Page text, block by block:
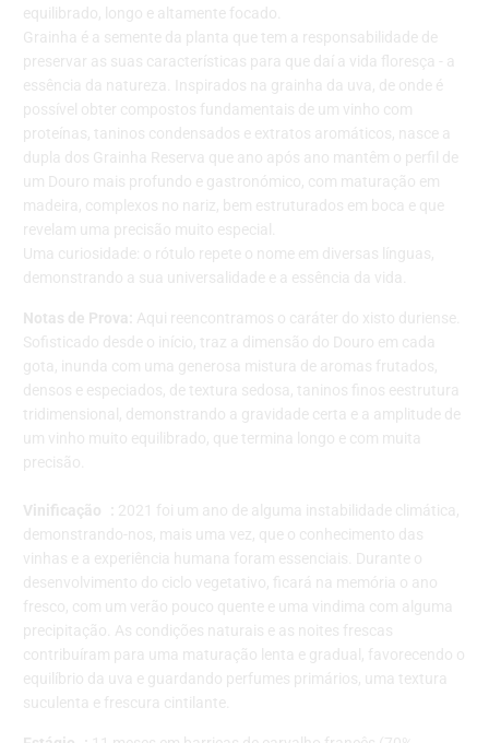
equilibrado, longo e altamente focado.
Grainha é a semente da planta que tem a responsabilidade de
preservar as suas características para que daí a vida floresça - a
essência da natureza. Inspirados na grainha da uva, de onde é
possível obter compostos fundamentais de um vinho com
proteínas, taninos condensados e extratos aromáticos, nasce a
dupla dos Grainha Reserva que ano após ano mantêm o perfil de
um Douro mais profundo e gastronómico, com maturação em
madeira, complexos no nariz, bem estruturados em boca e que
revelam uma precisão muito especial.
Uma curiosidade: o rótulo repete o nome em diversas línguas,
demonstrando a sua universalidade e a essência da vida.
Notas de Prova:
Aqui reencontramos o caráter do xisto duriense.
Sofisticado desde o início, traz a dimensão do Douro em cada
gota, inunda com uma generosa mistura de aromas frutados,
densos e especiados, de textura sedosa, taninos finos eestrutura
tridimensional, demonstrando a gravidade certa e a amplitude de
um vinho muito equilibrado, que termina longo e com muita
precisão.
Vinificação :
2021 foi um ano de alguma instabilidade climática,
demonstrando-nos, mais uma vez, que o conhecimento das
vinhas e a experiência humana foram essenciais. Durante o
desenvolvimento do ciclo vegetativo, ficará na memória o ano
fresco, com um verão pouco quente e uma vindima com alguma
precipitação. As condições naturais e as noites frescas
contribuíram para uma maturação lenta e gradual, favorecendo o
equilíbrio da uva e guardando perfumes primários, uma textura
suculenta e frescura cintilante.